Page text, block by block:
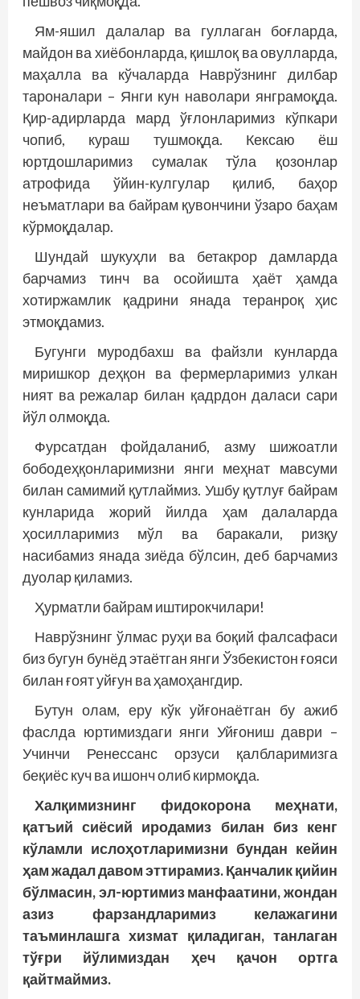
Ям-яшил далалар ва гуллаган боғларда,
майдон ва хиёбонларда, қишлоқ ва овулларда,
маҳалла ва кўчаларда Наврўзнинг дилбар
тароналари – Янги кун наволари янграмоқда.
Қир-­адирларда мард ўғлонларимиз кўпкари
чопиб, кураш тушмоқда. Кексаю ёш
юртдошларимиз сумалак тўла қозонлар
атрофида ўйин-кулгулар қилиб, баҳор
неъматлари ва байрам қувончини ўзаро баҳам
кўрмоқдалар.
Шундай шукуҳли ва бетакрор дамларда
барчамиз тинч ва осойишта ҳаёт ҳамда
хотиржамлик қадрини янада теранроқ ҳис
этмоқдамиз.
Бугунги муродбахш ва файзли кунларда
миришкор деҳқон ва фермерларимиз улкан
ният ва режалар билан қадрдон даласи сари
йўл олмоқда.
Фурсатдан фойдаланиб, азму шижоатли
бободеҳқонларимизни янги меҳнат мавсуми
билан самимий қутлаймиз. Ушбу қутлуғ байрам
кунларида жорий йилда ҳам далаларда
ҳосилларимиз мўл ва баракали, ризқу
насибамиз янада зиёда бўлсин, деб барчамиз
дуолар қиламиз.
Ҳурматли байрам иштирокчилари!
Наврўзнинг ўлмас руҳи ва боқий фалсафаси
биз бугун бунёд этаётган янги Ўзбекистон ғояси
билан ғоят уйғун ва ҳамоҳангдир.
Бутун олам, еру кўк уйғонаётган бу ажиб
фаслда юртимиздаги янги Уйғониш даври –
Учинчи Ренессанс орзуси қалбларимизга
беқиёс куч ва ишонч олиб кирмоқда.
Халқимизнинг фидокорона меҳнати,
қатъий сиёсий иродамиз билан биз кенг
кўламли ислоҳотларимизни бундан кейин
ҳам жадал давом эттирамиз. Қанчалик қийин
бўлмасин, эл-юртимиз манфаатини, жондан
азиз фарзандларимиз келажагини
таъминлашга хизмат қиладиган, танлаган
тўғри йўлимиздан ҳеч қачон ортга
қайтмаймиз.